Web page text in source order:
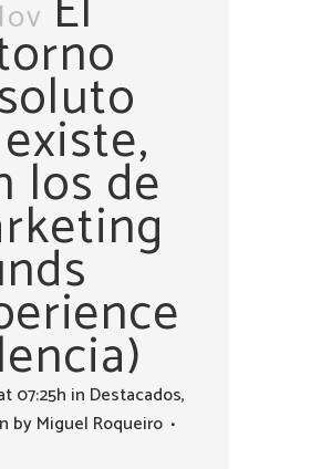
los de
07:25h in Destacados,
byMiguel Roqueiro